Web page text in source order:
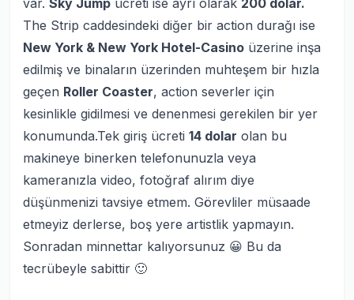
var. Sky Jump ücreti ise ayrı olarak 200 dolar.
The Strip caddesindeki diğer bir action durağı ise
New York & New York Hotel-Casino üzerine inşa
edilmiş ve binaların üzerinden muhteşem bir hızla
geçen Roller Coaster, action severler için
kesinlikle gidilmesi ve denenmesi gerekilen bir yer
konumunda.Tek giriş ücreti 14 dolar olan bu
makineye binerken telefonunuzla veya
kameranızla video, fotoğraf alırım diye
düşünmenizi tavsiye etmem. Görevliler müsaade
etmeyiz derlerse, boş yere artistlik yapmayın.
Sonradan minnettar kalıyorsunuz 😀 Bu da
tecrübeyle sabittir 🙂